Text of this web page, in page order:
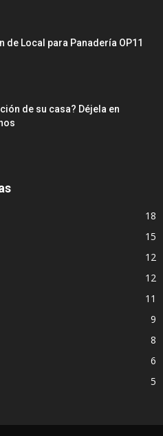
de Local para Panadería OP11
de su casa? Déjela en
18
15
12
12
11
9
8
6
5